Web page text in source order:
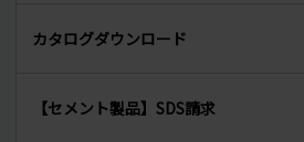
カタログダウンロード
【セメント製品】SDS請求